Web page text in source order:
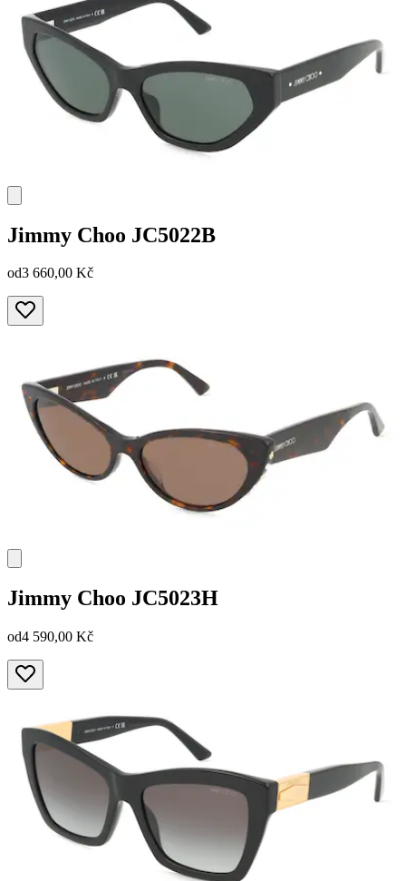
Jimmy Choo JC5022B
od3 660,00 Kč
Jimmy Choo JC5023H
od4 590,00 Kč